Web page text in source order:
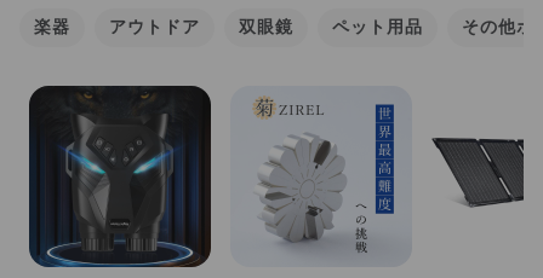
楽器 アウトドア 双眼鏡 ペット用品 その他ホ